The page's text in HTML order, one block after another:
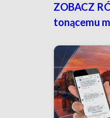
ZOBACZ
tonącemu